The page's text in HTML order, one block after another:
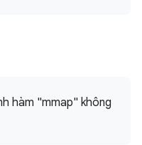
hàm "mmap" không